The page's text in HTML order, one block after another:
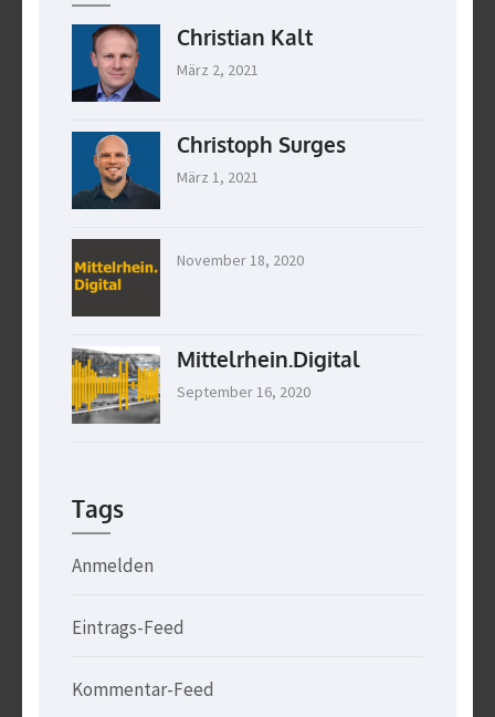
Christian Kalt
März 2, 2021
Christoph Surges
März 1, 2021
November 18, 2020
Mittelrhein.Digital
September 16, 2020
Tags
Anmelden
Eintrags-Feed
Kommentar-Feed